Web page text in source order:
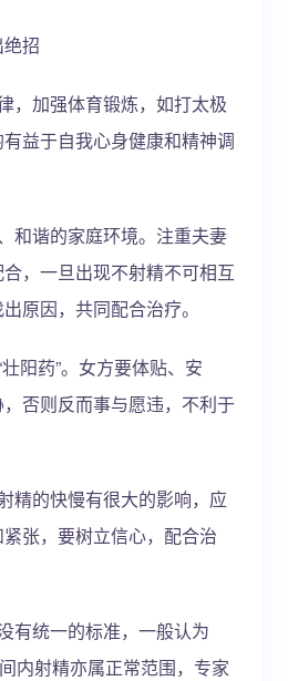
招
，加强体育锻炼，如打太极
益于自我心身健康和精神调
和谐的家庭环境。注重夫妻
，一旦出现不射精不可相互
原因，共同配合治疗。
阳药”。女方要体贴、安
否则反而事与愿违，不利于
精的快慢有很大的影响，应
张，要树立信心，配合治
有统一的标准，一般认为
内射精亦属正常范围，专家